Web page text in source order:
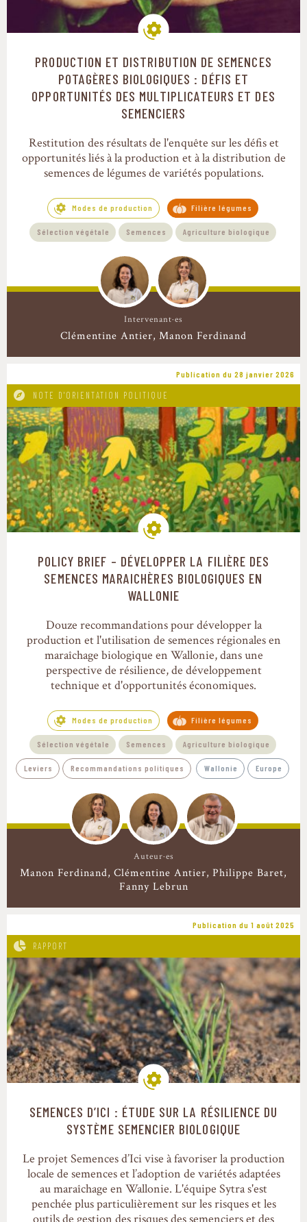
Modes de production
PRODUCTION ET DISTRIBUTION DE SEMENCES
POTAGÈRES BIOLOGIQUES : DÉFIS ET
OPPORTUNITÉS DES MULTIPLICATEURS ET DES
SEMENCIERS
Restitution des résultats de l'enquête sur les défis et
opportunités liés à la production et à la distribution de
semences de légumes de variétés populations.
Modes de production Filière légumes
Sélection végétale Semences Agriculture biologique
Intervenant·es
Clémentine Antier Manon Ferdinand
Publication du 28 janvier 2026
NOTE D'ORIENTATION POLITIQUE
Modes de production
POLICY BRIEF – DÉVELOPPER LA FILIÈRE DES
SEMENCES MARAICHÈRES BIOLOGIQUES EN
WALLONIE
Douze recommandations pour développer la
production et l'utilisation de semences régionales en
maraîchage biologique en Wallonie, dans une
perspective de résilience, de développement
technique et d'opportunités économiques.
Modes de production Filière légumes
Sélection végétale Semences Agriculture biologique
Leviers Recommandations politiques Wallonie Europe
Auteur·es
Manon Ferdinand Clémentine Antier Philippe Baret
Fanny Lebrun
Publication du 1 août 2025
RAPPORT
Modes de production
SEMENCES D’ICI : ÉTUDE SUR LA RÉSILIENCE DU
SYSTÈME SEMENCIER BIOLOGIQUE
Le projet Semences d’Ici vise à favoriser la production
locale de semences et l’adoption de variétés adaptées
au maraîchage en Wallonie. L'équipe Sytra s'est
penchée plus particulièrement sur les risques et les
outils de gestion des risques des semenciers et des